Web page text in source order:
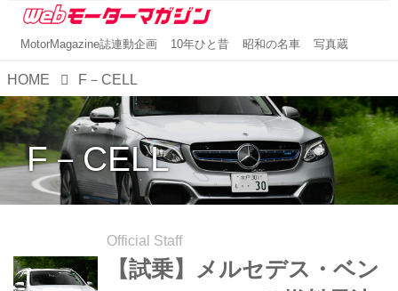
MotorMagazine誌連動企画 10年ひと昔 昭和の名車 写真蔵
HOME F－CELL
F－CELL
Official Staff
【試乗】メルセデス・ベン